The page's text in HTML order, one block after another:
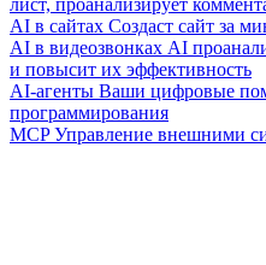
лист, проанализирует
AI в сайтах Создаст сайт за
AI в видеозвонках AI
и повысит их эффективность
AI-агенты Ваши цифровые
программирования
MCP Управление внешними